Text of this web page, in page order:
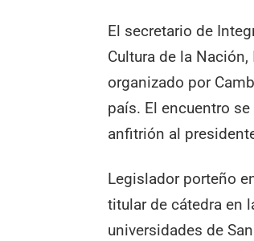
El secretario de
Cultura de la
organizado por
país. El encuentro
anfitrión al
Legislador porteño
titular de cátedra en
universidades de